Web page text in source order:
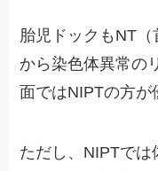
胎児ドックもNT
から染色体異常の
面ではNIPTの方が
ただし、NIPTで